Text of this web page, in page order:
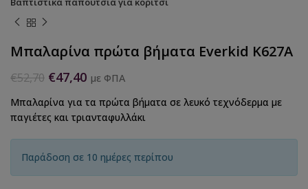
Μπαλαρίνα πρώτα βήματα Everkid K627A
€52,70 €47,40 με ΦΠΑ
Μπαλαρίνα για τα πρώτα βήματα σε λευκό τεχνόδερμα με
παγιέτες και τριανταφυλλάκι
Παράδοση σε 10 ημέρες περίπου